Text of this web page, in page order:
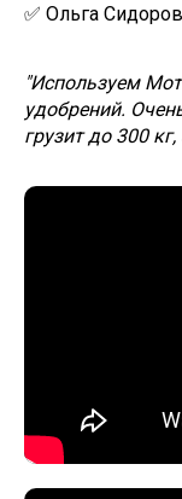
✅ Ольга
"Используем
удобрений.
грузит до 300